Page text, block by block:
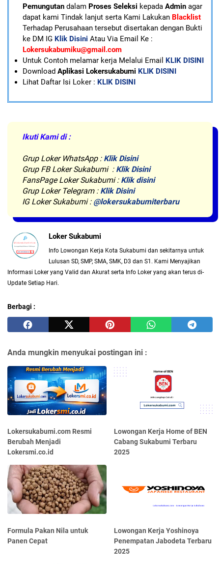
Pemungutandalam Proses Seleksi kepada Adminagar
dapat kami Tindak lanjut serta Kami LakukanBlacklist
Terhadap Perusahaan tersebut disertakan dengan Bukti
ke DM IG Klik Disini Atau Via Email Ke :
Lokersukabumiku@gmail.com
Untuk Contoh melamar kerja Melalui Email KLIK DISINI
Download Aplikasi Lokersukabumi KLIK DISINI
Lihat Daftar Isi Loker : KLIK DISINI
Ikuti Kami di :
Grup Loker WhatsApp : Klik Disini
Grup FB Loker Sukabumi : Klik Disini
FansPage Loker Sukabumi : Klik disini
Grup Loker Telegram : Klik Disini
IG Loker Sukabumi : @lokersukabumiterbaru
Loker Sukabumi
Info Lowongan Kerja Kota Sukabumi dan sekitarnya untuk
Lulusan SD, SMP, SMA, SMK, D3 dan S1. Kami Menyajikan
Informasi Loker yang Valid dan Akurat serta Info Loker yang akan terus di-
Update Setiap Hari.
Berbagi :
Anda mungkin menyukai postingan ini :
Lokersukabumi.com Resmi
Berubah Menjadi
Lokersmi.co.id
Lowongan Kerja Home of BEN
Cabang Sukabumi Terbaru
2025
Formula Pakan Nila untuk
Panen Cepat
Lowongan Kerja Yoshinoya
Penempatan Jabodeta Terbaru
2025